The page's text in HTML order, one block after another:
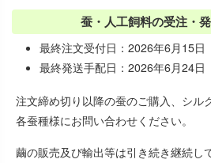
蚕・人工飼料の受注・
最終注文受付日：2026年6月15日
最終発送手配日：2026年6月24日
注文締め切り以降の蚕のご購入、シル
各蚕種様にお問い合わせください。
繭の販売及び輸出等は引き続き継続し